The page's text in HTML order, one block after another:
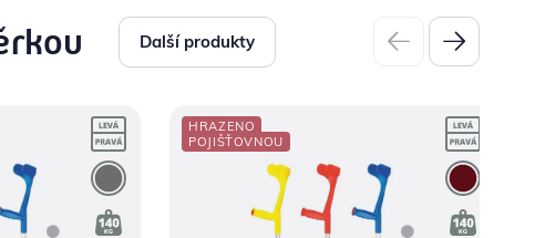
Další produkty
HRAZENO
POJIŠŤOVNOU